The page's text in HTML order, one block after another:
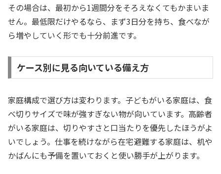
その場合は、最初から1週間分をそろえなくてもかまいま
せん。最低限だけやるなら、まず3日分を持ち、食べなが
ら増やしていく形でも十分前進です。
ケース別に見る向いている備え方
家庭構成で選び方は変わります。子どもがいる家庭は、食
べ切りサイズで味が強すぎない物が向いています。高齢者
がいる家庭は、切りやすさと口当たりを優先したほうがよ
いでしょう。仕事を続けながら在宅避難する家庭は、机や
かばんにも予備を置いておくと使い勝手が上がります。